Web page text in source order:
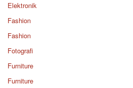
Elektronik
Fashion
Fashion
Fotografi
Furniture
Furniture